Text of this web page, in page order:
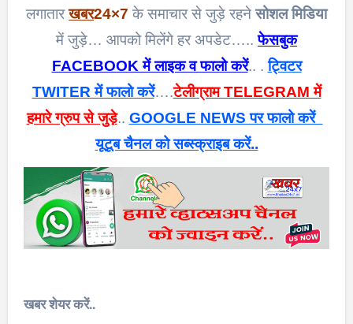
लगातारखबर24×7 के समाचार से जुड़े रहनेसोशल मिडिया
में जुड़े… आपको मिलेंगे हर अपडेट…..फेसबुक
FACEBOOK में लाइक व फालो करें.. .ट्विटर
TWITER में फालो करें….टेलीग्राम TELEGRAM में
हमारे ग्रुप से जुड़े.. GOOGLE NEWS पर फालो करें
यूटूब चैनल को सब्स्क्राइब करें..
खबर शेयर करें..